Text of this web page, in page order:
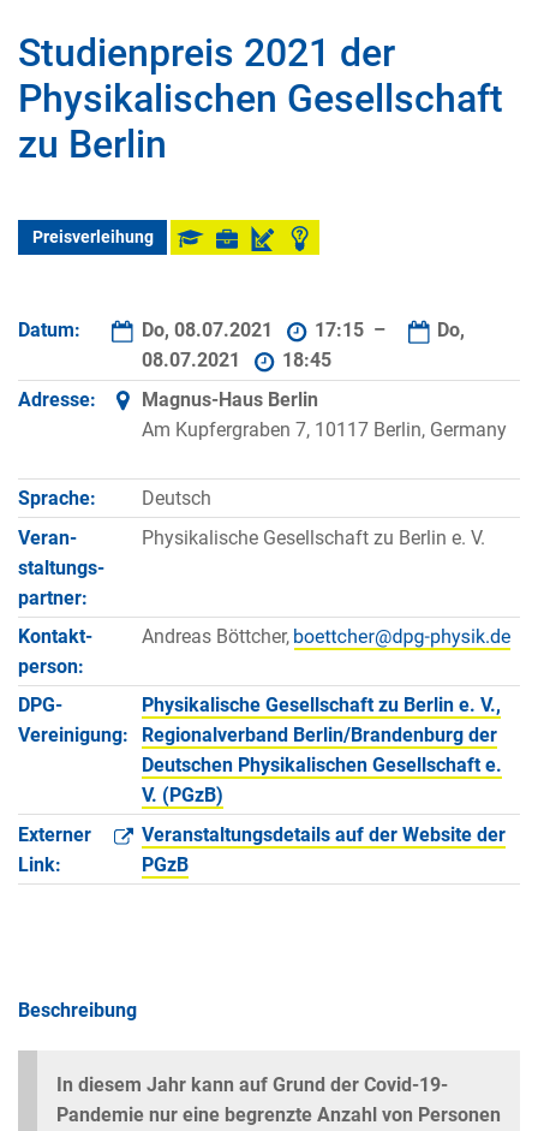
Studienpreis 2021 der
Physikalischen Gesellschaft
zu Berlin
Preisverleihung
Datum: Do, 08.07.2021 17:15 –
Do,
08.07.2021
18:45
Adresse:
Magnus-Haus Berlin
Am Kupfergraben 7, 10117 Berlin, Germany
Sprache:
Deutsch
Veran­
staltungs­
partner:
Physikalische Gesellschaft zu Berlin e. V.
Kontakt­
person:
Andreas Böttcher,
DPG-
Vereinigung:
Physikalische Gesellschaft zu Berlin e. V.,
Regionalverband Berlin/Brandenburg der
Deutschen Physikalischen Gesellschaft e.
V. (PGzB)
Externer
Link:
Veranstaltungsdetails auf der Website der
PGzB
Beschreibung
In diesem Jahr kann auf Grund der Covid-19-
Pandemie nur eine begrenzte Anzahl von Personen